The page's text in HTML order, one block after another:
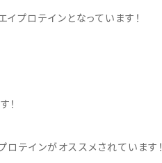
プロテインとなっています！
！
テインがオススメされています！